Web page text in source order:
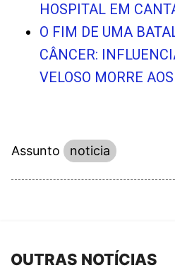
HOSPITAL EM
O FIM DE UMA
CÂNCER:
VELOSO MORRE
Assunto noticia
OUTRAS NOTÍCIAS